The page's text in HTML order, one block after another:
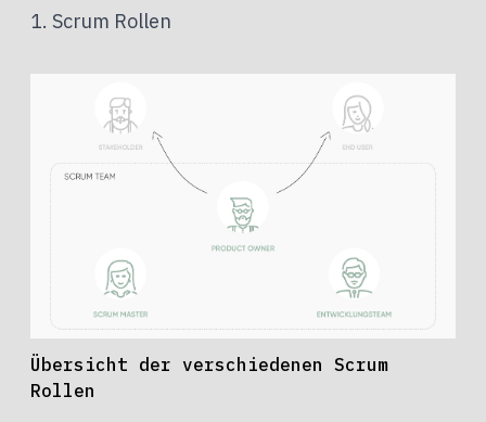
1. Scrum Rollen
Übersicht der verschiedenen Scrum
Rollen